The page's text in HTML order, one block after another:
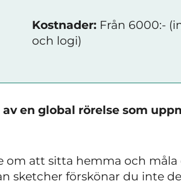
Kostnader: Från 6000:-
och logi)
en global rörelse som
om att sitta hemma och
sketcher förskönar du inte